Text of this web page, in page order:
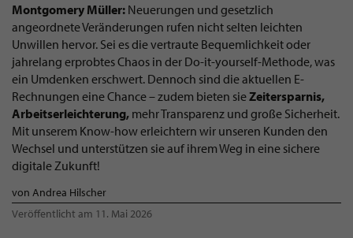
Montgomery Müller: Neuerungen und gesetzlich
angeordnete Veränderungen rufen nicht selten leichten
Unwillen hervor. Sei es die vertraute Bequemlichkeit oder
jahrelang erprobtes Chaos in der Do-it-yourself-Methode, was
ein Umdenken erschwert. Dennoch sind die aktuellen E-
Rechnungen eine Chance – zudem bieten sieZeitersparnis,
Arbeitserleichterung, mehr Transparenz und große Sicherheit.
Mit unserem Know-how erleichtern wir unseren Kunden den
Wechsel und unterstützen sie auf ihrem Weg in eine sichere
digitale Zukunft!
von Andrea Hilscher
Veröffentlicht am 11. Mai 2026